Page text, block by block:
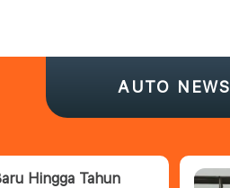
AUTO NEWS
Hingga Tahun